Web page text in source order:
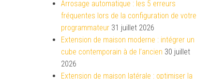
Arrosage automatique : les 5 erreurs
fréquentes lors de la configuration de votre
programmateur 31 juillet 2026
Extension de maison moderne : intégrer un
cube contemporain à de l’ancien 30 juillet
2026
Extension de maison latérale : optimiser la